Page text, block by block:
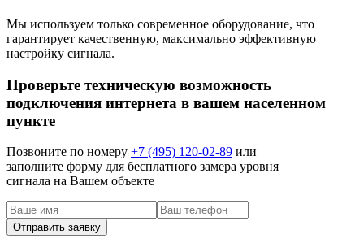
Мы используем только современное оборудование, что
гарантирует качественную, максимально эффективную
настройку сигнала.
Проверьте техническую возможность
подключения интернета в вашем населенном
пункте
Позвоните по номеру +7 (495) 120-02-89 или
заполните форму для бесплатного замера уровня
сигнала на Вашем объекте